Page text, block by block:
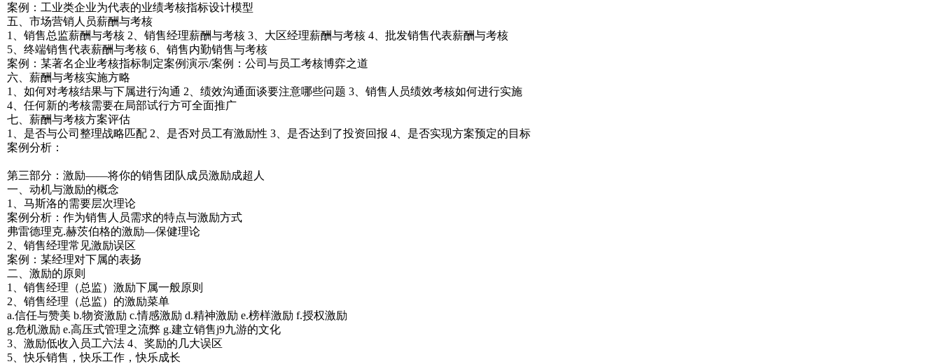
案例：工业类企业为代表的业绩考核指标设计模型
五、市场营销人员薪酬与考核
1、销售总监薪酬与考核 2、销售经理薪酬与考核 3、大区经理薪酬与考核 4、批发销售代表薪酬与考核
5、终端销售代表薪酬与考核 6、销售内勤销售与考核
案例：某著名企业考核指标制定案例演示/案例：公司与员工考核博弈之道
六、薪酬与考核实施方略
1、如何对考核结果与下属进行沟通 2、绩效沟通面谈要注意哪些问题 3、销售人员绩效考核如何进行实施
4、任何新的考核需要在局部试行方可全面推广
七、薪酬与考核方案评估
1、是否与公司整理战略匹配 2、是否对员工有激励性 3、是否达到了投资回报 4、是否实现方案预定的目标
案例分析：
第三部分：激励——将你的销售团队成员激励成超人
一、动机与激励的概念
1、马斯洛的需要层次理论
案例分析：作为销售人员需求的特点与激励方式
弗雷德理克.赫茨伯格的激励—保健理论
2、销售经理常见激励误区
案例：某经理对下属的表扬
二、激励的原则
1、销售经理（总监）激励下属一般原则
2、销售经理（总监）的激励菜单
a.信任与赞美 b.物资激励 c.情感激励 d.精神激励 e.榜样激励 f.授权激励
g.危机激励 e.高压式管理之流弊 g.建立销售j9九游的文化
3、激励低收入员工六法 4、奖励的几大误区
5、快乐销售，快乐工作，快乐成长